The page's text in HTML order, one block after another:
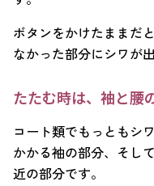
ボタンをかけたままだ
なかった部分にシワが
たたむ時は、袖と腰
コート類でもっともシ
かかる袖の部分、そし
近の部分です。